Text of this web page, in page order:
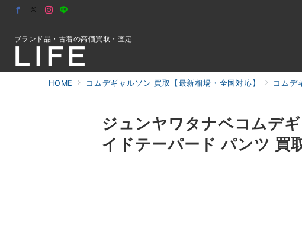
ブランド品・古着の高価買取・査定
HOME コムデギャルソン 買取【最新相場・全国対応】 コムデ
ジュンヤワタナベコムデ
イドテーパード パンツ 買